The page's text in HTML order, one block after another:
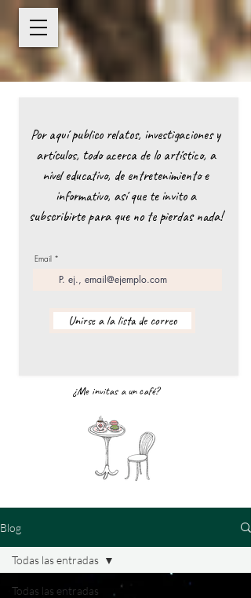
Por aquí publico relatos, investigaciones y
artículos, todo acerca de lo artístico, a
nivel educativo, de entretenimiento e
informativo, así que te invito a
subscribirte para que no te pierdas nada!
Email
Unirse a la lista de correo
¿Me invitas a un café?
Blog
Todas las entradas
Todas las entradas